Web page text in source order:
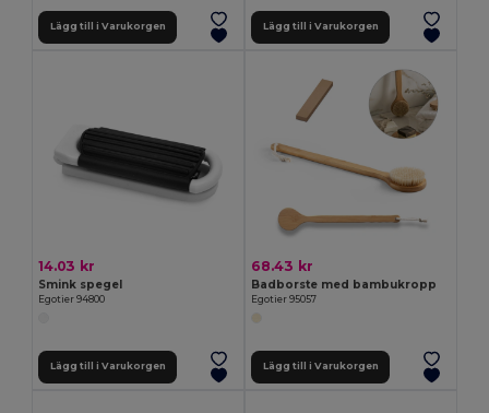
Lägg till i Varukorgen Lägg till i Varukorgen
14.03 kr
Smink spegel
Egotier 94800
Lägg till i Varukorgen
68.43 kr
Badborste med bambukropp
Egotier 95057
Lägg till i Varukorgen